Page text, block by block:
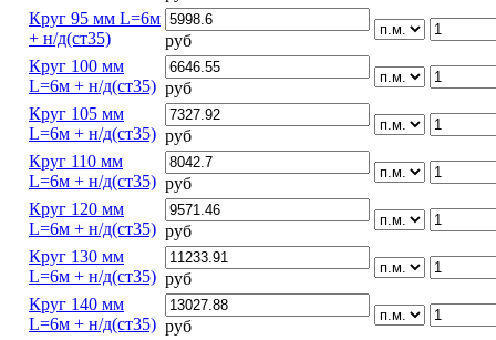
Круг 95 мм L=6м
+ н/д(ст35)
руб
Круг 100 мм
L=6м + н/д(ст35) руб
Круг 105 мм
L=6м + н/д(ст35) руб
Круг 110 мм
L=6м + н/д(ст35) руб
Круг 120 мм
L=6м + н/д(ст35) руб
Круг 130 мм
L=6м + н/д(ст35) руб
Круг 140 мм
L=6м + н/д(ст35) руб